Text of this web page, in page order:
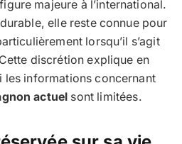
majeure à l’international.
elle reste connue pour
lorsqu’il s’agit
discrétion explique en
informations concernant
actuel sont limitées.